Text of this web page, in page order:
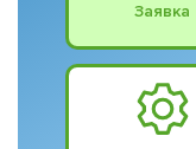
Заявка